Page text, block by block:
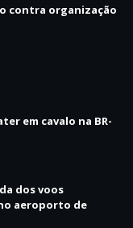
contra organização
em cavalo na BR-
dos voos
aeroporto de